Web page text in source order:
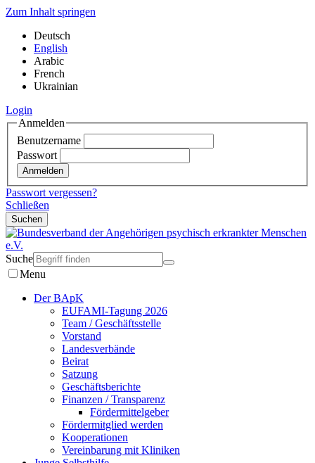
Zum Inhalt springen
Deutsch
English
Arabic
French
Ukrainian
Login
Anmelden
Benutzername
Passwort
Passwort vergessen?
Schließen
Suchen
Suche
Menu
Der BApK
EUFAMI-Tagung 2026
Team / Geschäftsstelle
Vorstand
Landesverbände
Beirat
Satzung
Geschäftsberichte
Finanzen / Transparenz
Fördermittelgeber
Fördermitglied werden
Kooperationen
Vereinbarung mit Kliniken